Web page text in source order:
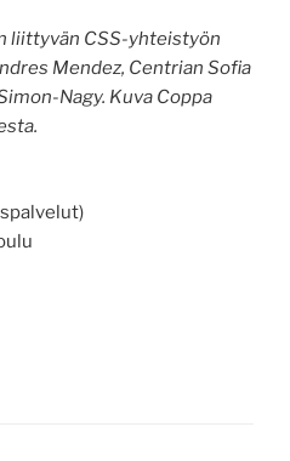
liittyvän CSS-yhteistyön
Mendez, Centrian Sofia
Nagy. Kuva Coppa